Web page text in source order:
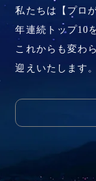
私たちは【プロ
年連続トップ10
これからも変わ
迎えいたします。